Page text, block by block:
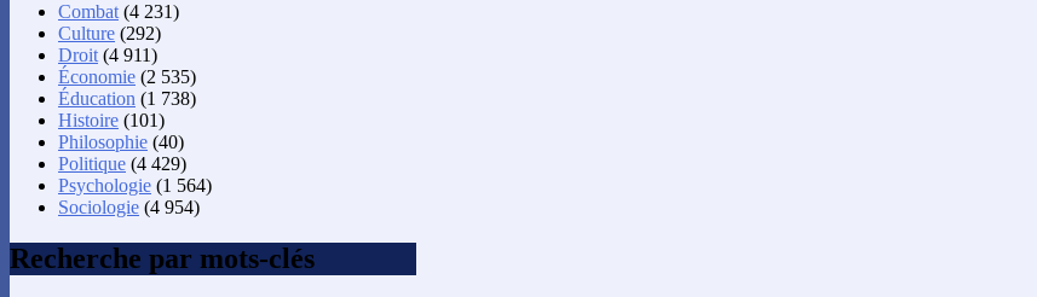
Combat (4 231)
Culture (292)
Droit (4 911)
Économie (2 535)
Éducation (1 738)
Histoire (101)
Philosophie (40)
Politique (4 429)
Psychologie (1 564)
Sociologie (4 954)
Recherche par mots-clés